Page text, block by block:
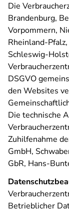
Die
Brandenburg,
Vorpommern,
Rheinland-
Schleswig-
DSGVO
den Websites
Die technische
Zuhilfenahme
GmbH,
GbR, Hans-
Betrieblicher